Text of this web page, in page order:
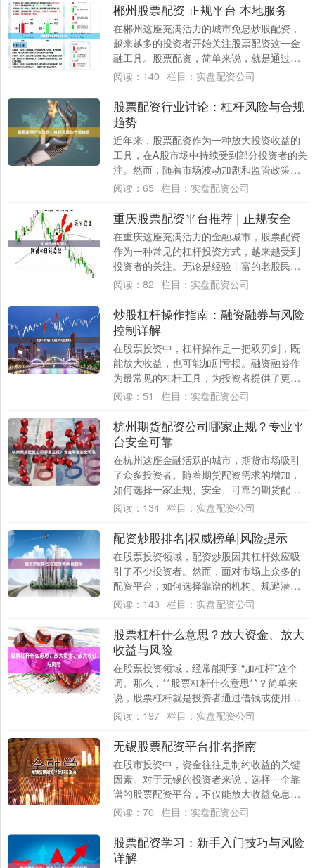
郴州股票配资 正规平台 本地服务
在郴州这座充满活力的城市免息炒股配资，
越来越多的投资者开始关注股票配资这一金
融工具。股票配资，简单来说，就是通过杠
杆资金放大投资本金，从而在股市中获得更
阅读： 140 栏目： 实盘配资公司
股票配资行业讨论：杠杆风险与合规
趋势
近年来，股票配资作为一种放大投资收益的
工具，在A股市场中持续受到部分投资者的关
注。然而，随着市场波动加剧和监管政策趋
严，配资行业的生态正在发生深刻变化。本
阅读： 65 栏目： 实盘配资公司
重庆股票配资平台推荐 | 正规安全
在重庆这座充满活力的金融城市，股票配资
作为一种常见的杠杆投资方式，越来越受到
投资者的关注。无论是经验丰富的老股民，
还是刚刚入市的新手，选择一家正规、安全
阅读： 82 栏目： 实盘配资公司
炒股杠杆操作指南：融资融券与风险
控制详解
在股票投资中，杠杆操作是一把双刃剑，既
能放大收益，也可能加剧亏损。融资融券作
为最常见的杠杆工具，为投资者提供了更多
的资金灵活性，但同时也伴随着更高的风
阅读： 51 栏目： 实盘配资公司
杭州期货配资公司哪家正规？专业平
台安全可靠
在杭州这座金融活跃的城市，期货市场吸引
了众多投资者。随着期货配资需求的增加，
如何选择一家正规、安全、可靠的期货配资
公司，成为许多投资者关注的焦点。面对市
阅读： 134 栏目： 实盘配资公司
配资炒股排名|权威榜单|风险提示
在股票投资领域，配资炒股因其杠杆效应吸
引了不少投资者。然而，面对市场上众多的
配资平台，如何选择靠谱的机构、规避潜在
风险，成为投资者最关心的问题。本文基于
阅读： 143 栏目： 实盘配资公司
股票杠杆什么意思？放大资金、放大
收益与风险
在股票投资领域，经常能听到“加杠杆”这个
词。那么，**股票杠杆什么意思**？简单来
说，股票杠杆就是投资者通过借钱或使用金
融工具，用较少的本金撬动更大资金进行交
阅读： 197 栏目： 实盘配资公司
无锡股票配资平台排名指南
在股市投资中，资金往往是制约收益的关键
因素。对于无锡的投资者来说，选择一个靠
谱的股票配资平台，不仅能放大收益免息炒
股配资，更能规避不必要的风险。然而，面
阅读： 70 栏目： 实盘配资公司
股票配资学习：新手入门技巧与风险
详解